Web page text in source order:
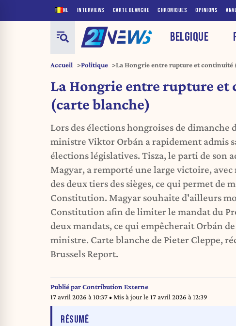
NL INTERVIEWS CARTE BLANCHE CHRONIQUES OPINIONS
BELGIQUE
Accueil Politique La Hongrie entre rupture et continuité
La Hongrie entre rupture et
(carte blanche)
Lors des élections hongroises de dimanche
ministre Viktor Orbán a rapidement admis
élections législatives. Tisza, le parti de son
Magyar, a remporté une large victoire,
des deux tiers des sièges, ce qui permet de
Constitution. Magyar souhaite d'ailleurs
Constitution afin de limiter le mandat du
deux mandats, ce qui empêcherait Orbán
ministre. Carte blanche de Pieter Cleppe,
Brussels Report.
Publié parContribution Externe
17 avril 2026 à 10:37• Mis à jour le 17 avril 2026 à 12:39
RÉSUMÉDE L'ARTICLE